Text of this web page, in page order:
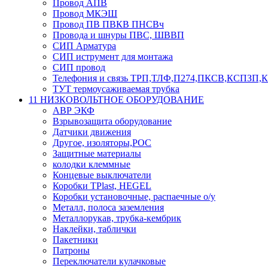
Провод АПВ
Провод МКЭШ
Провод ПВ ПВКВ ПНСВч
Провода и шнуры ПВС, ШВВП
СИП Арматура
СИП иструмент для монтажа
СИП провод
Телефония и связь
ТУТ термоусаживаемая трубка
11 НИЗКОВОЛЬТНОЕ ОБОРУДОВАНИЕ
АВР ЭКФ
Взрывозащита оборудование
Датчики движения
Другое, изоляторы,РОС
Защитные материалы
колодки клеммные
Концевые выключатели
Коробки TPlast, HEGEL
Коробки установочные, распаечные о/у
Металл, полоса заземления
Металлорукав, трубка-кембрик
Наклейки, таблички
Пакетники
Патроны
Переключатели кулачковые